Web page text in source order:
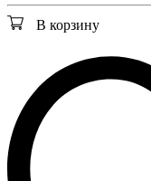
В корзину